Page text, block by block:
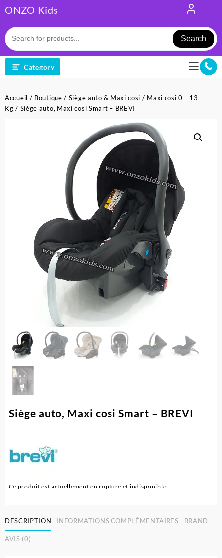
to
content
ONZO Kids
Search
Category
Accueil / Boutique / Siège auto & Maxi cosi / Maxi cosi 0 - 13
Kg / Siège auto, Maxi cosi Smart – BREVI
Siège auto, Maxi cosi Smart – BREVI
Ce produit est actuellement en rupture et indisponible.
DESCRIPTION INFORMATIONS COMPLÉMENTAIRES BRAND
AVIS (0)